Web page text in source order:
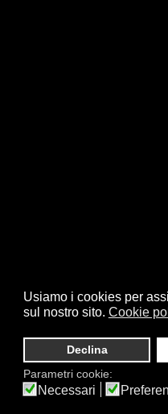
Usiamo i cookies per
sul nostro sito. Cookie
Declina
Parametri cookie:
Necessari